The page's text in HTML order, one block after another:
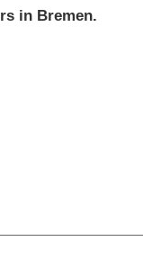
in Bremen.